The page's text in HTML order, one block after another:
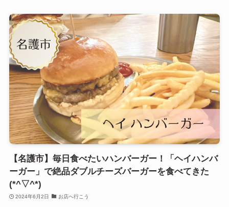
【名護市】毎日食べたいハンバーガー！「ヘイハンバ
ーガー」で絶品ダブルチーズバーガーを食べてきた
(*^▽^*)
2024年6月2日 お店へ行こう